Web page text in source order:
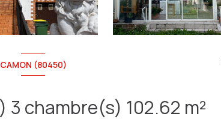
CAMON (80450)
Maison 5 pièce(s) 3 chambre(s) 102.62 m²